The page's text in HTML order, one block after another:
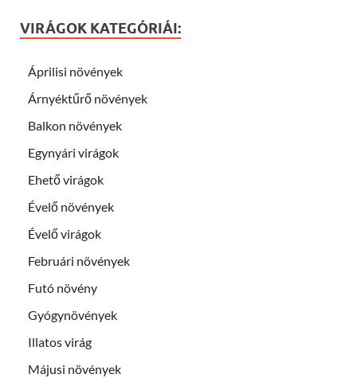
VIRÁGOK KATEGÓRIÁI:
Áprilisi növények
Árnyéktűrő növények
Balkon növények
Egynyári virágok
Ehető virágok
Évelő növények
Évelő virágok
Februári növények
Futó növény
Gyógynövények
Illatos virág
Májusi növények